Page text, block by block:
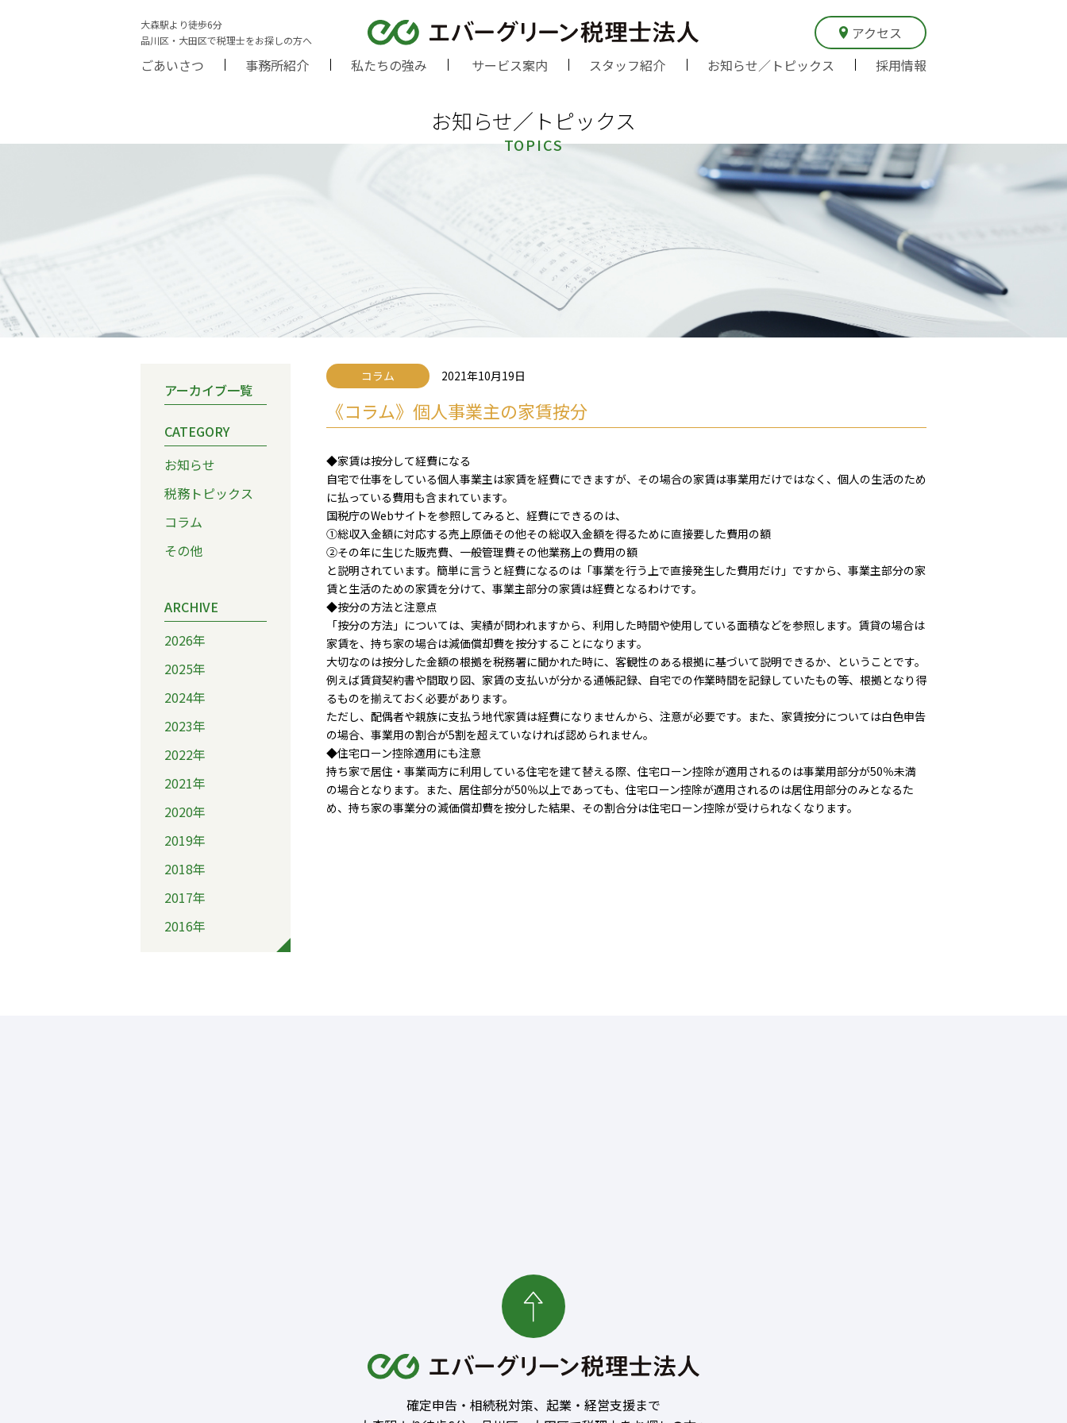
大森駅より徒歩6分
品川区・大田区で税理士をお探しの方へ
アクセス
ごあいさつ
事務所紹介 私たちの強み サービス案内 スタッフ紹介 お知らせ／トピックス 採用情報
お知らせ／トピックス
TOPICS
アーカイブ一覧
CATEGORY
お知らせ
税務トピックス
コラム
その他
ARCHIVE
2026年
2025年
2024年
2023年
2022年
2021年
2020年
2019年
2018年
2017年
2016年
コラム 2021年10月19日
《コラム》個人事業主の家賃按分
◆家賃は按分して経費になる
自宅で仕事をしている個人事業主は家賃を経費にできますが、その場合の家賃は事業用だけではなく、個人の生活のため
に払っている費用も含まれています。
国税庁のWebサイトを参照してみると、経費にできるのは、
①総収入金額に対応する売上原価その他その総収入金額を得るために直接要した費用の額
②その年に生じた販売費、一般管理費その他業務上の費用の額
と説明されています。簡単に言うと経費になるのは「事業を行う上で直接発生した費用だけ」ですから、事業主部分の家
賃と生活のための家賃を分けて、事業主部分の家賃は経費となるわけです。
◆按分の方法と注意点
「按分の方法」については、実績が問われますから、利用した時間や使用している面積などを参照します。賃貸の場合は
家賃を、持ち家の場合は減価償却費を按分することになります。
大切なのは按分した金額の根拠を税務署に聞かれた時に、客観性のある根拠に基づいて説明できるか、ということです。
例えば賃貸契約書や間取り図、家賃の支払いが分かる通帳記録、自宅での作業時間を記録していたもの等、根拠となり得
るものを揃えておく必要があります。
ただし、配偶者や親族に支払う地代家賃は経費になりませんから、注意が必要です。また、家賃按分については白色申告
の場合、事業用の割合が5割を超えていなければ認められません。
◆住宅ローン控除適用にも注意
持ち家で居住・事業両方に利用している住宅を建て替える際、住宅ローン控除が適用されるのは事業用部分が50％未満
の場合となります。また、居住部分が50％以上であっても、住宅ローン控除が適用されるのは居住用部分のみとなるた
め、持ち家の事業分の減価償却費を按分した結果、その割合分は住宅ローン控除が受けられなくなります。
確定申告・相続税対策、起業・経営支援まで